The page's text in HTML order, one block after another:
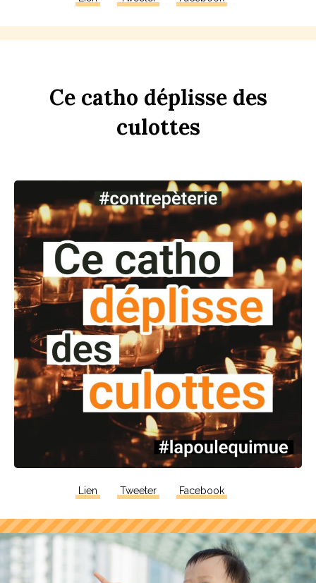
Ce catho déplisse des
culottes
Lien Tweeter Facebook